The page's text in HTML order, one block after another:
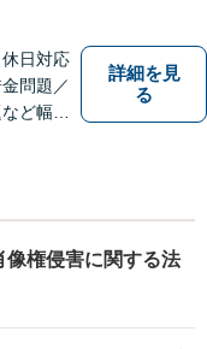
休日対応
問題／
ど幅広
努力い
詳細を見
る
像権侵害に関する法